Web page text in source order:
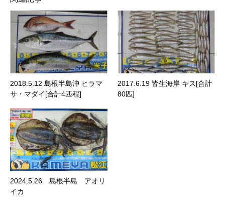
2018.5.12 島根半島沖 ヒラマ
サ・マダイ[合計4匹程]
2017.6.19 皆生海岸 キス[合計
80匹]
2024.5.26 島根半島 アオリ
イカ